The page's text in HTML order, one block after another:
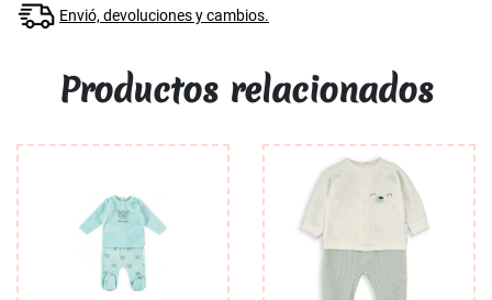
Envió, devoluciones y cambios.
Productos relacionados